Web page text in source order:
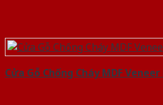
Cửa Gỗ Chống Cháy MDF